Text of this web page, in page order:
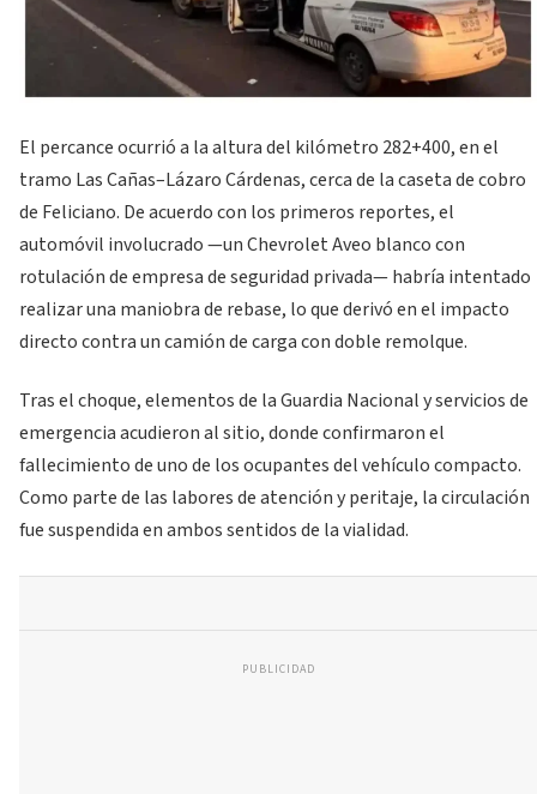
El percance ocurrió a la altura del kilómetro 282+400, en el
tramo Las Cañas–Lázaro Cárdenas, cerca de la caseta de cobro
de Feliciano. De acuerdo con los primeros reportes, el
automóvil involucrado —un Chevrolet Aveo blanco con
rotulación de empresa de seguridad privada— habría intentado
realizar una maniobra de rebase, lo que derivó en el impacto
directo contra un camión de carga con doble remolque.
Tras el choque, elementos de la Guardia Nacional y servicios de
emergencia acudieron al sitio, donde confirmaron el
fallecimiento de uno de los ocupantes del vehículo compacto.
Como parte de las labores de atención y peritaje, la circulación
fue suspendida en ambos sentidos de la vialidad.
PUBLICIDAD